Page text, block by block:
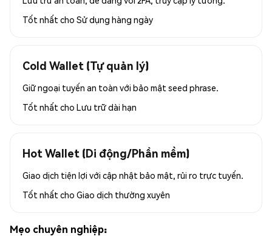
Tốt nhất cho Sử dụng hàng ngày
Cold Wallet (Tự quản lý)
Giữ ngoại tuyến an toàn với bảo mật seed phrase.
Tốt nhất cho Lưu trữ dài hạn
Hot Wallet (Di động/Phần mềm)
Giao dịch tiện lợi với cập nhật bảo mật, rủi ro trực tuyến.
Tốt nhất cho Giao dịch thường xuyên
Mẹo chuyên nghiệp: